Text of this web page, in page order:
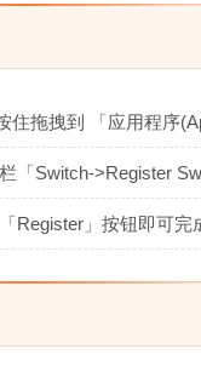
住拖拽到 「应用程序
「Switch->Register
Register」按钮即可完